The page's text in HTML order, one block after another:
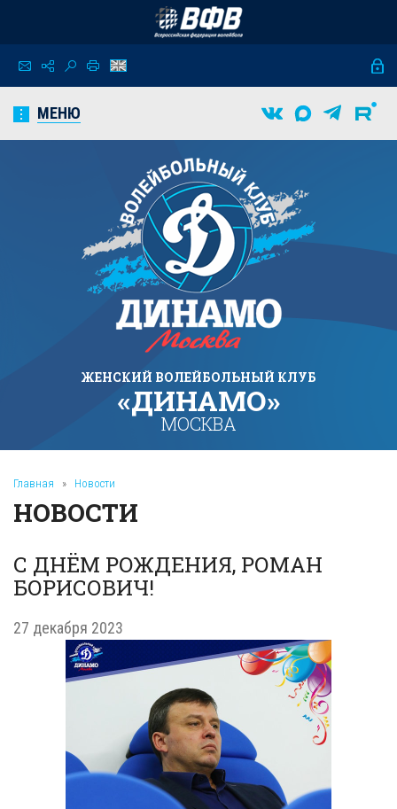
МЕНЮ
ЖЕНСКИЙ ВОЛЕЙБОЛЬНЫЙ КЛУБ
«ДИНАМО»
МОСКВА
Главная » Новости
НОВОСТИ
С ДНЁМ РОЖДЕНИЯ, РОМАН
БОРИСОВИЧ!
27 декабря 2023